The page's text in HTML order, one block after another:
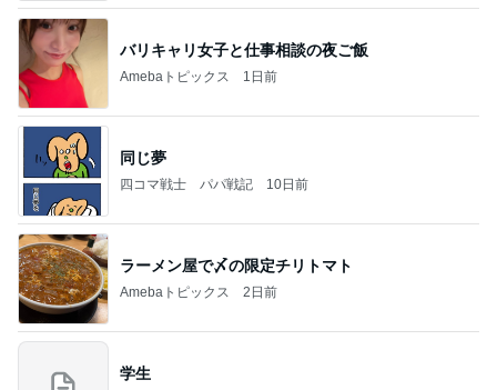
バリキャリ女子と仕事相談の夜ご飯
Amebaトピックス 1日前
同じ夢
四コマ戦士 パパ戦記 10日前
ラーメン屋で〆の限定チリトマト
Amebaトピックス 2日前
学生